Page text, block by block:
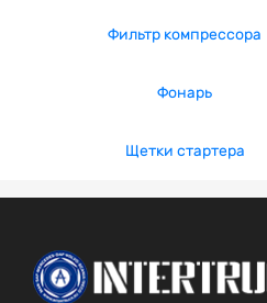
Фильтр компрессора
Фонарь
Щетки стартера